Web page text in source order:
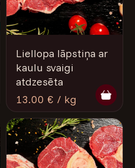
Liellopa lāpstiņa ar
kaulu svaigi
atdzesēta
13.00 € / kg